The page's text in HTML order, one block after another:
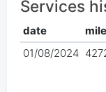
Services
date
01/08/2024